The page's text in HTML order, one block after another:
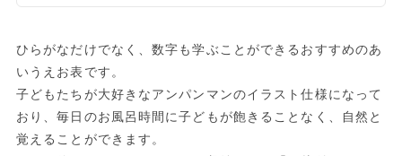
ひらがなだけでなく、数字も学ぶことができるおすすめのあ
いうえお表です。
子どもたちが大好きなアンパンマンのイラスト仕様になって
おり、毎日のお風呂時間に子どもが飽きることなく、自然と
覚えることができます。